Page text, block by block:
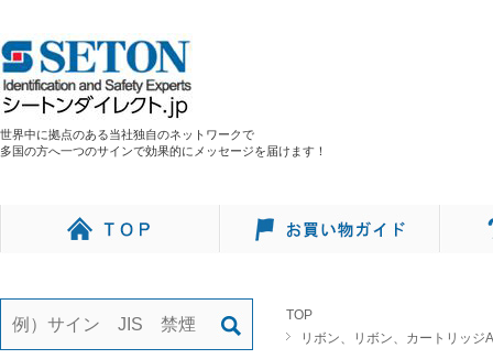
世界中に拠点のある当社独自のネットワークで
多国の方へ一つのサインで効果的にメッセージを届けます！
TOP
リボン、リボン、カートリッジ